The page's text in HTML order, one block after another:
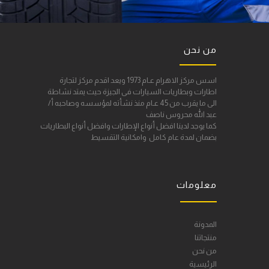
من نحن
اسس مركز الاهرام عـام 1973 ويعد اقدم مركز لتجارة
اطارات وبطاريات السيارات فى الجيزة حيث يمتد نشاطة
الى ما يقرب من 45 عـام منذ نشأته لمؤسسه وصاحبه أ/
عبد الله محروس ناصف
كما يوجد لدينا افضل أنواع الإطارات وافضل أنواع البطاريات
بضمان لمدة عام كامل وامكانية التقسيط
معلومات
المدونة
منتجاتنا
من نحن
الرئيسية